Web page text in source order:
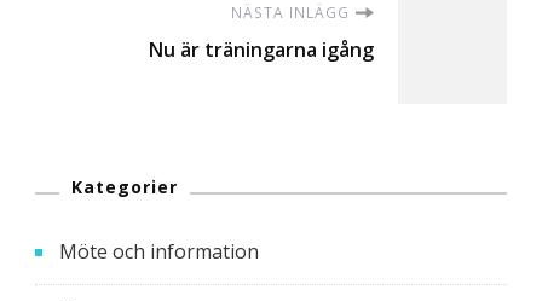
NÄSTA INLÄGG
Nu är träningarna igång
Kategorier
Möte och information